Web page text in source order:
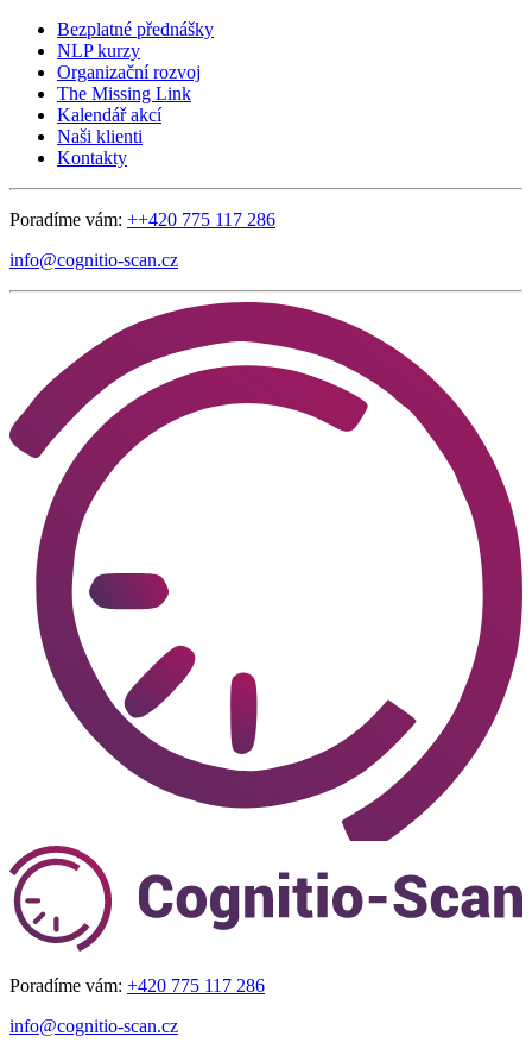
Bezplatné přednášky
NLP kurzy
Organizační rozvoj
The Missing Link
Kalendář akcí
Naši klienti
Kontakty
Poradíme vám: ++420 775 117 286
info@cognitio-scan.cz
Poradíme vám: +420 775 117 286
info@cognitio-scan.cz